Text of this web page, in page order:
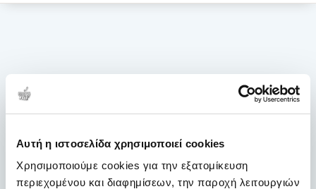
Αυτή η ιστοσελίδα χρησιμοποιεί cookies
Χρησιμοποιούμε cookies για την εξατομίκευση
περιεχομένου και διαφημίσεων, την παροχή λειτουργιών